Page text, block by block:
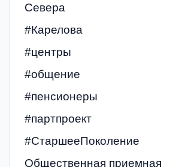
Севера
#Карелова
#центры
#общение
#пенсионеры
#партпроект
#СтаршееПоколение
Общественная приемная